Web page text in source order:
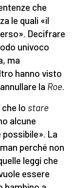
che
le quali «il
Decifrare
univoco
ma
hanno visto
la Roe.
lo stare
alcune
possibile». La
perché non
leggi che
essere